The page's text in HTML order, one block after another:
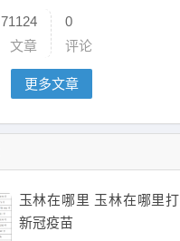
71124
文章
0
评论
更多文章
玉林在哪里 玉林在哪里打
新冠疫苗